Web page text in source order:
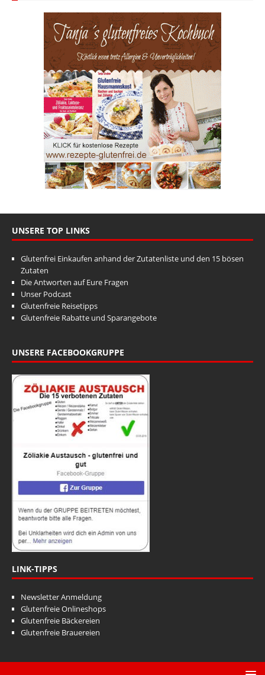
UNSERE TOP LINKS
Glutenfrei Einkaufen anhand der Zutatenliste und den 15 bösen
Zutaten
Die Antworten auf Eure Fragen
Unser Podcast
Glutenfreie Reisetipps
Glutenfreie Rabatte und Sparangebote
UNSERE FACEBOOKGRUPPE
LINK-TIPPS
Newsletter Anmeldung
Glutenfreie Onlineshops
Glutenfreie Bäckereien
Glutenfreie Brauereien